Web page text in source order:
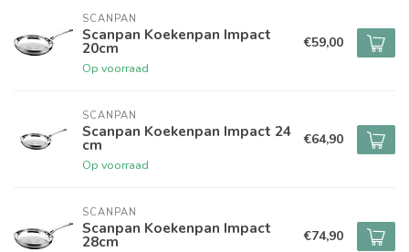
SCANPAN
Scanpan Koekenpan Impact
20cm
Op voorraad
€59,00
SCANPAN
Scanpan Koekenpan Impact 24
cm
Op voorraad
€64,90
SCANPAN
Scanpan Koekenpan Impact
28cm €74,90